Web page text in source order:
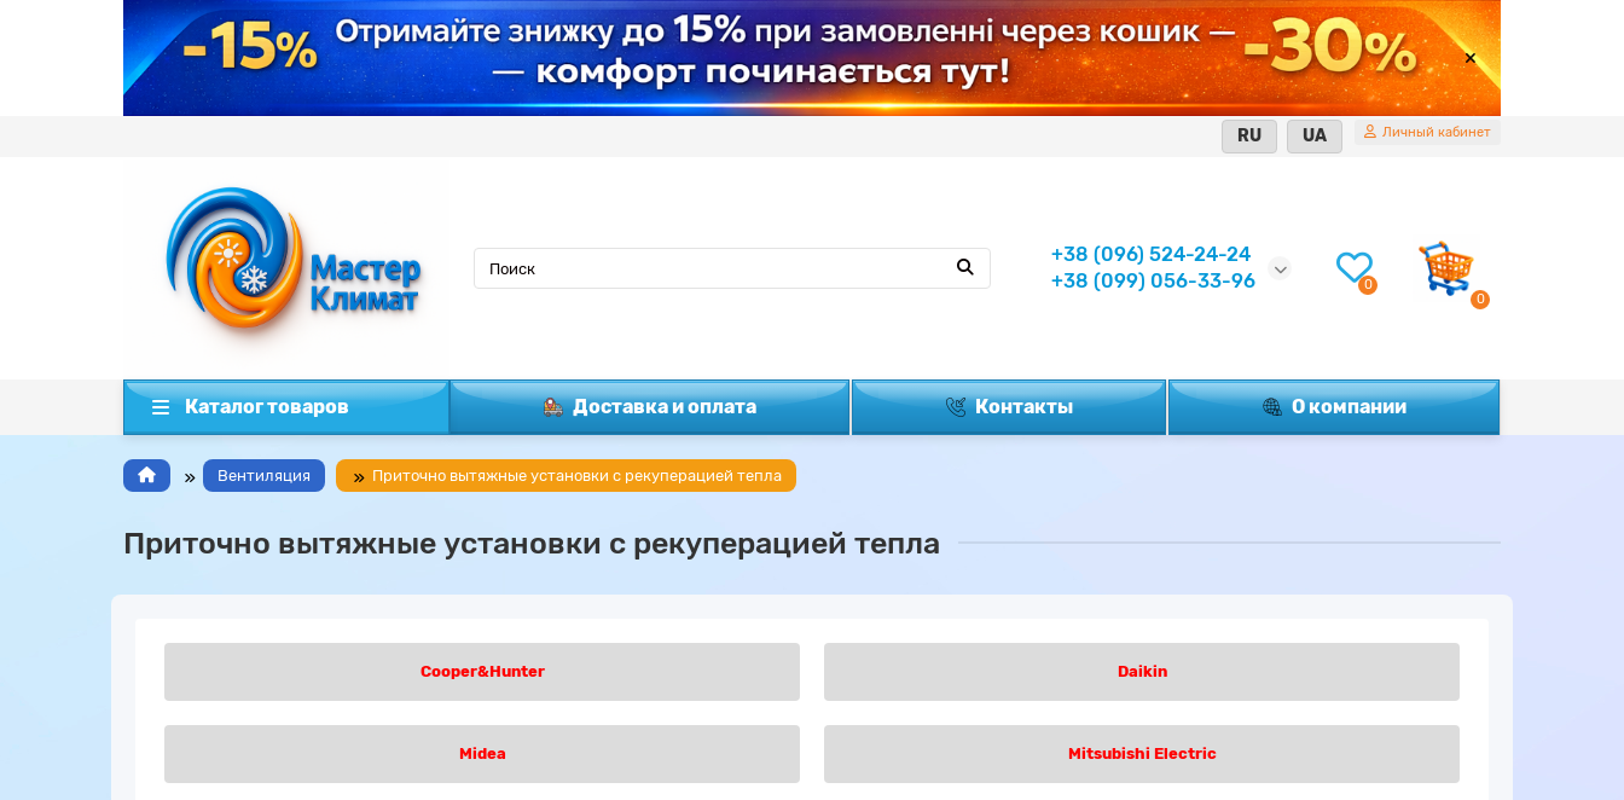
RU UA Личный кабинет
+38 (096) 524-24-24
+38 (099) 056-33-96
0
0
Каталог товаров Доставка и оплата Контакты О компании
Вентиляция Приточно вытяжные установки с рекуперацией тепла
Приточно вытяжные установки с рекуперацией тепла
Cooper&Hunter Daikin
Midea Mitsubishi Electric